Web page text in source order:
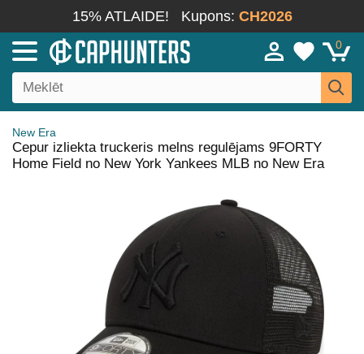
15% ATLAIDE! Kupons: CH2026
0
New Era
Cepur izliekta truckeris melns regulējams 9FORTY
Home Field no New York Yankees MLB no New Era